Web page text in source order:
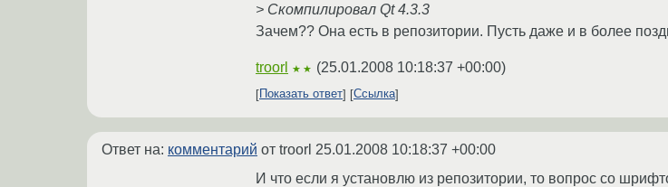
> Скомпилировал Qt 4.3.3
Зачем?? Она есть в репозитории. Пусть даже и в более
troorl ★★ (25.01.2008 10:18:37 +00:00)
Показать ответ Ссылка
Ответ на: комментарий от troorl 25.01.2008 10:18:37 +00:00
И что если я установлю из репозитории, то вопрос со